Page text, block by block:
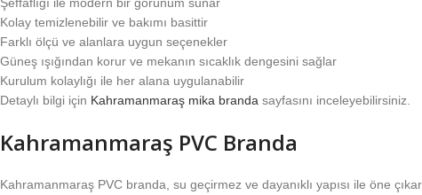
Kolay temizlenebilir ve bakımı basittir
Farklı ölçü ve alanlara uygun seçenekler
Güneş ışığından korur ve mekanın sıcaklık dengesini sağlar
Kurulum kolaylığı ile her alana uygulanabilir
Detaylı bilgi için Kahramanmaraş mika branda sayfasını inceleyebilirsiniz.
Kahramanmaraş PVC Branda
Kahramanmaraş PVC branda, su geçirmez ve dayanıklı yapısı ile öne